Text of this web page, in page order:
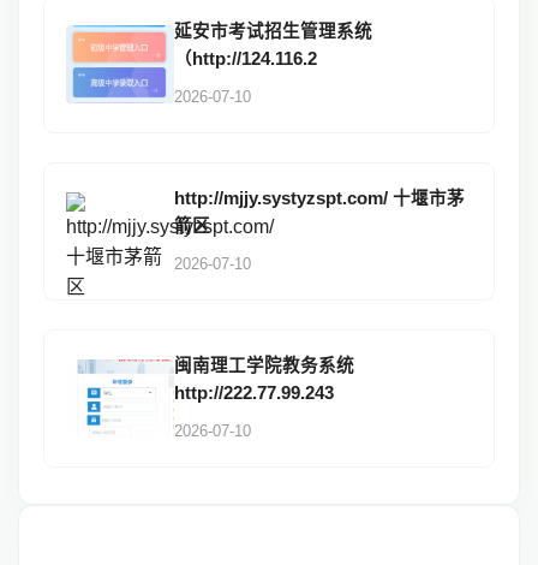
延安市考试招生管理系统
（http://124.116.2
2026-07-10
http://mjjy.systyzspt.com/ 十堰市茅
箭区
2026-07-10
闽南理工学院教务系统
http://222.77.99.243
2026-07-10